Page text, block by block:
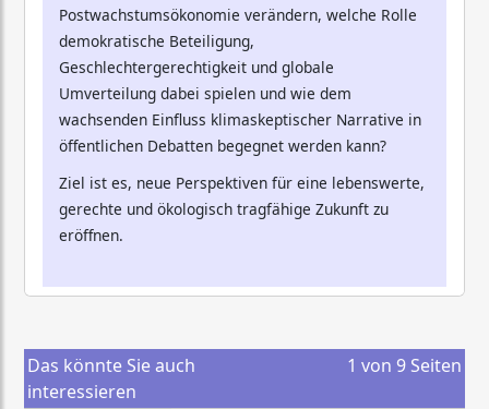
Postwachstumsökonomie verändern, welche Rolle
demokratische Beteiligung,
Geschlechtergerechtigkeit und globale
Umverteilung dabei spielen und wie dem
wachsenden Einfluss klimaskeptischer Narrative in
öffentlichen Debatten begegnet werden kann?
Ziel ist es, neue Perspektiven für eine lebenswerte,
gerechte und ökologisch tragfähige Zukunft zu
eröffnen.
Das könnte Sie auch
interessieren
1 von 9 Seiten